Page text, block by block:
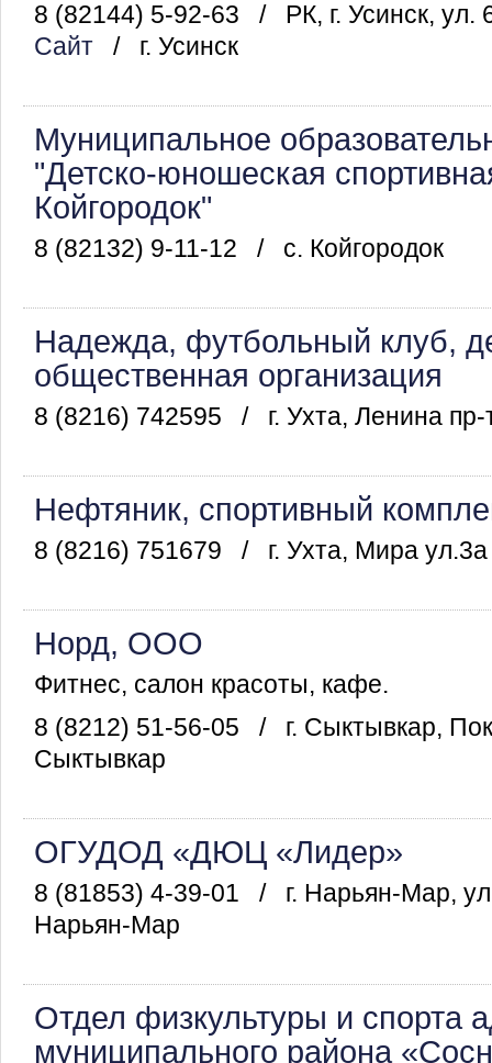
8 (82144) 5-92-63
/
РК, г. Усинск, ул.
Сайт
/ г. Усинск
Муниципальное
"Детско-юношеская
Койгородок"
8 (82132) 9-11-12 / с. Койгородок
Надежда, футбольный клуб,
общественная организация
8 (8216) 742595 / г. Ухта, Ленина пр-
Нефтяник, спортивный
8 (8216) 751679 / г. Ухта, Мира ул.3а
Норд, ООО
Фитнес, салон красоты, кафе.
8 (8212) 51-56-05
/
г. Сыктывкар,
Сыктывкар
ОГУДОД «ДЮЦ «Лидер»
8 (81853) 4-39-01 /
г. Нарьян-Мар,
Нарьян-Мар
Отдел физкультуры и спорта
муниципального района